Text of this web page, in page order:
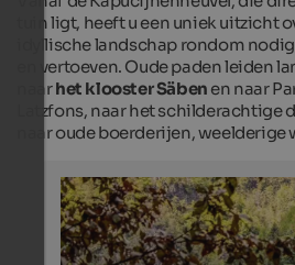
Branzoll Castle in Klausen
Branzoll Castle is located
and beneath Säben
possession and not publicly
tuin ligt, heeft u een uniek uitzicht
idyllische landschap rondom
en vertoeven. Oude paden leiden
naarhet klooster Säben en naar
Latzfons, naar het schilderachtige
naar oude boerderijen,